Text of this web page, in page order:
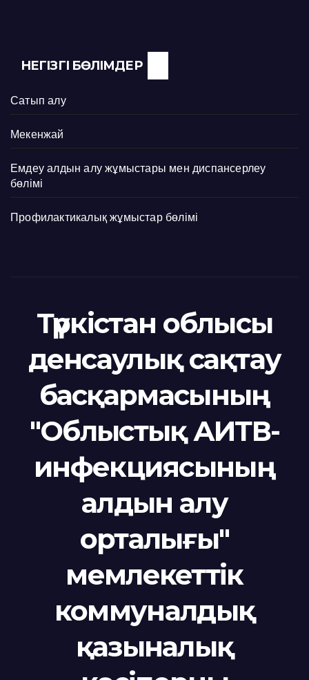
НЕГІЗГІ БӨЛІМДЕР
Сатып алу
Мекенжай
Емдеу алдын алу жұмыстары мен диспансерлеу
бөлімі
Профилактикалық жұмыстар бөлімі
Түркістан облысы
денсаулық сақтау
басқармасының
"Облыстық АИТВ-
инфекциясының
алдын алу
орталығы"
мемлекеттік
коммуналдық
қазыналық